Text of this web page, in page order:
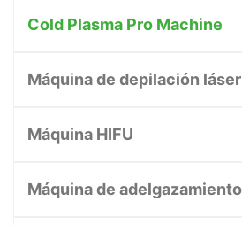
Cold Plasma Pro Machine
Máquina de depilación láser
Máquina HIFU